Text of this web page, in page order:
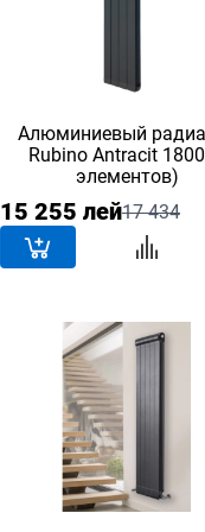
Алюминиевый
Rubino Antracit
элементов)
15 255 лей17 434